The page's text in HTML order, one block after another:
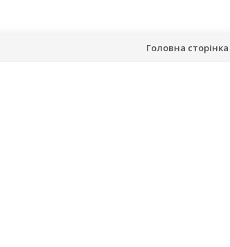
Skip
Головна сторінка